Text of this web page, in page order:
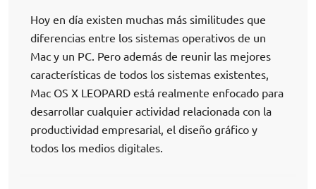
Hoy en día existen muchas más similitudes que
diferencias entre los sistemas operativos de un
Mac y un PC. Pero además de reunir las mejores
características de todos los sistemas existentes,
Mac OS X LEOPARD está realmente enfocado para
desarrollar cualquier actividad relacionada con la
productividad empresarial, el diseño gráfico y
todos los medios digitales.